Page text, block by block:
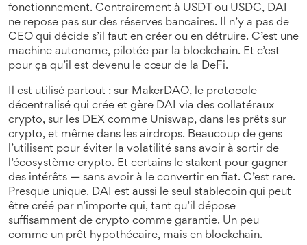
fonctionnement. Contrairement à USDT ou USDC, DAI
ne repose pas sur des réserves bancaires. Il n’y a pas de
CEO qui décide s’il faut en créer ou en détruire. C’est une
machine autonome, pilotée par la blockchain. Et c’est
pour ça qu’il est devenu le cœur de la DeFi.
Il est utilisé partout : sur MakerDAO, le protocole
décentralisé qui crée et gère DAI via des collatéraux
crypto, sur les DEX comme Uniswap, dans les prêts sur
crypto, et même dans les airdrops. Beaucoup de gens
l’utilisent pour éviter la volatilité sans avoir à sortir de
l’écosystème crypto. Et certains le stakent pour gagner
des intérêts — sans avoir à le convertir en fiat. C’est rare.
Presque unique. DAI est aussi le seul stablecoin qui peut
être créé par n’importe qui, tant qu’il dépose
suffisamment de crypto comme garantie. Un peu
comme un prêt hypothécaire, mais en blockchain.